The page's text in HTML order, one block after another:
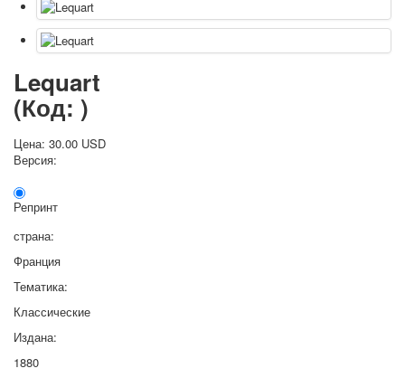
9 мая - день победы
Разные пожелания
1 сентября школа
Новости
Новости карточных колод
О сайте
Ссылки
Наше видео
доставка
Lequart
(Код: )
Цена: 30.00 USD
Версия:
Репринт
страна:
Франция
Тематика:
Классические
Издана:
1880